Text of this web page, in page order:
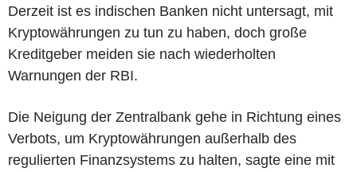
Derzeit ist es indischen Banken nicht untersagt, mit
Kryptowährungen zu tun zu haben, doch große
Kreditgeber meiden sie nach wiederholten
Warnungen der RBI.
Die Neigung der Zentralbank gehe in Richtung eines
Verbots, um Kryptowährungen außerhalb des
regulierten Finanzsystems zu halten, sagte eine mit